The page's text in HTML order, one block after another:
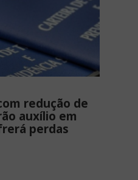
redução de
auxílio em
perdas